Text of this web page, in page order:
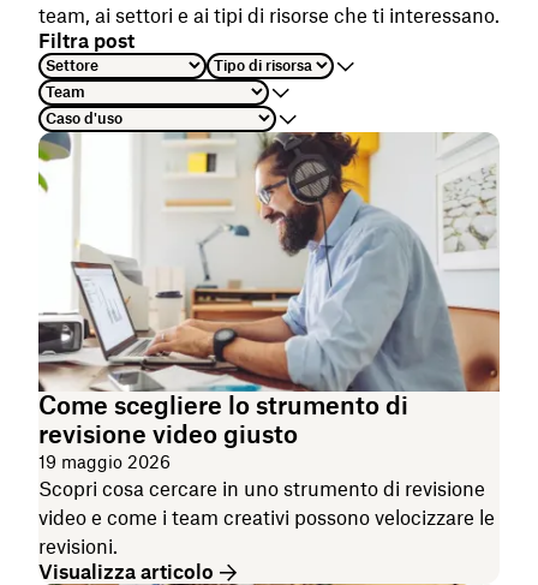
team, ai settori e ai tipi di risorse che ti interessano.
Filtra post
Come scegliere lo strumento di
revisione video giusto
19 maggio 2026
Scopri cosa cercare in uno strumento di revisione
video e come i team creativi possono velocizzare le
revisioni.
Visualizza articolo